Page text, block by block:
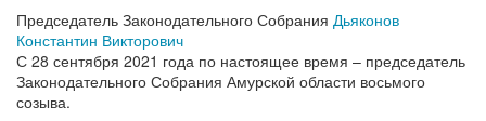
Председатель Законодательного Собрания Дьяконов
Константин Викторович
С 28 сентября 2021 года по настоящее время – председатель
Законодательного Собрания Амурской области восьмого
созыва.